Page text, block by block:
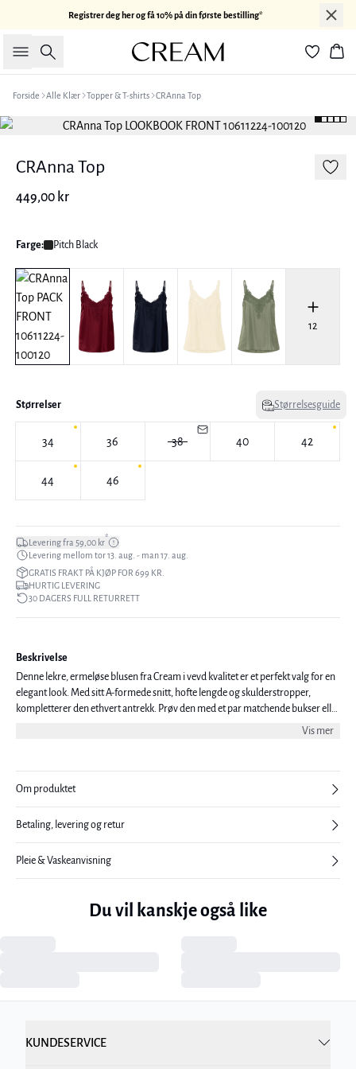
Registrer deg her og få 10% på din første bestilling*
Søk
Forside Alle Klær Topper & T-shirts CRAnna Top
CRAnna Top
449,00 kr
Farge: Pitch Black
12
Størrelser Størrelsesguide
34 36 38 40 42
44 46
Levering fra 59,00 kr*
Levering mellom tor 13. aug. - man 17. aug.
GRATIS FRAKT PÅ KJØP FOR 699 KR.
HURTIG LEVERING
30 DAGERS FULL RETURRETT
Beskrivelse
Denne lekre, ermeløse blusen fra Cream i vevd kvalitet er et perfekt valg for en
elegant look. Med sitt A-formede snitt, hofte lengde og skulderstropper,
kompletterer den ethvert antrekk. Prøv den med et par matchende bukser eller
Vis mer
Om produktet
Betaling, levering og retur
Pleie & Vaskeanvisning
Du vil kanskje også like
KUNDESERVICE